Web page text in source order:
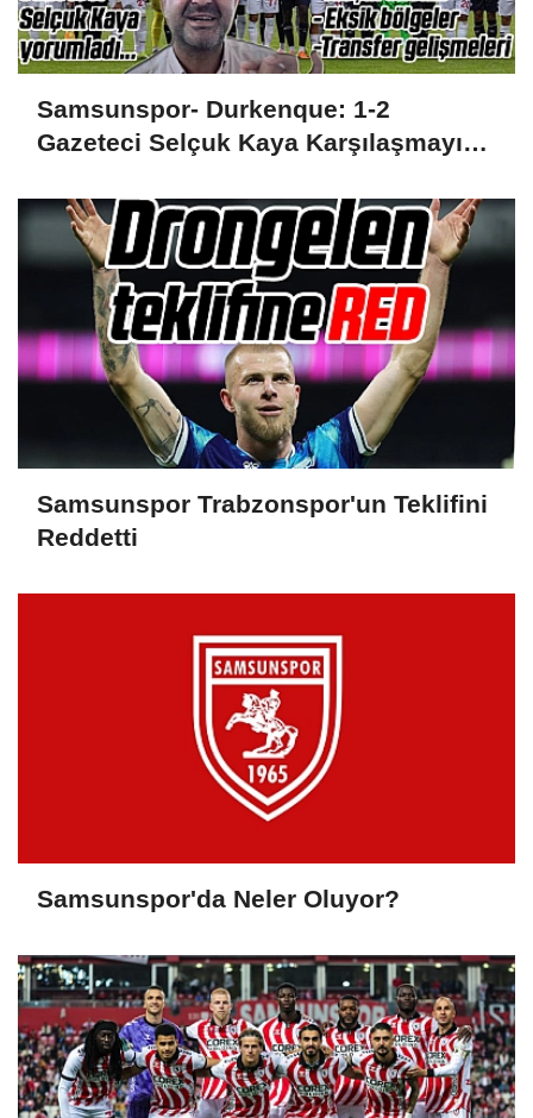
Samsunspor- Durkenque: 1-2
Gazeteci Selçuk Kaya Karşılaşmayı
Samsunspor Trabzonspor'un Teklifini
Reddetti
Samsunspor'da Neler Oluyor?